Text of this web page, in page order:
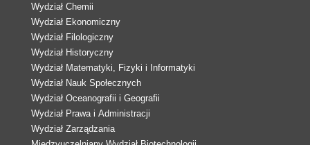
Wydział Chemii
Wydział Ekonomiczny
Wydział Filologiczny
Wydział Historyczny
Wydział Matematyki, Fizyki i Informatyki
Wydział Nauk Społecznych
Wydział Oceanografii i Geografii
Wydział Prawa i Administracji
Wydział Zarządzania